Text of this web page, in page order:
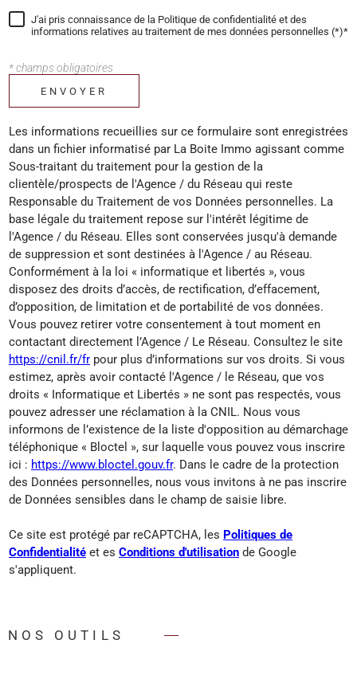
J'ai pris connaissance de la Politique de confidentialité et des
informations relatives au traitement de mes données personnelles (*)*
* champs obligatoires
ENVOYER
Les informations recueillies sur ce formulaire sont enregistrées
dans un fichier informatisé par La Boite Immo agissant comme
Sous-traitant du traitement pour la gestion de la
clientèle/prospects de l'Agence / du Réseau qui reste
Responsable du Traitement de vos Données personnelles. La
base légale du traitement repose sur l'intérêt légitime de
l'Agence / du Réseau. Elles sont conservées jusqu'à demande
de suppression et sont destinées à l'Agence / au Réseau.
Conformément à la loi « informatique et libertés », vous
disposez des droits d’accès, de rectification, d’effacement,
d’opposition, de limitation et de portabilité de vos données.
Vous pouvez retirer votre consentement à tout moment en
contactant directement l’Agence / Le Réseau. Consultez le site
https://cnil.fr/fr pour plus d’informations sur vos droits. Si vous
estimez, après avoir contacté l'Agence / le Réseau, que vos
droits « Informatique et Libertés » ne sont pas respectés, vous
pouvez adresser une réclamation à la CNIL. Nous vous
informons de l’existence de la liste d'opposition au démarchage
téléphonique « Bloctel », sur laquelle vous pouvez vous inscrire
ici : https://www.bloctel.gouv.fr. Dans le cadre de la protection
des Données personnelles, nous vous invitons à ne pas inscrire
de Données sensibles dans le champ de saisie libre.
Ce site est protégé par reCAPTCHA, les Politiques de
Confidentialité et es Conditions d'utilisation de Google
s'appliquent.
NOS OUTILS